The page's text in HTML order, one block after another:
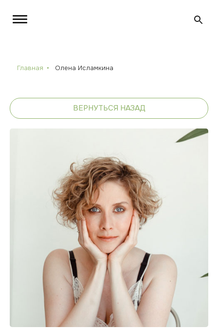
Главная Олена Исламкина
ВЕРНУТЬСЯ НАЗАД